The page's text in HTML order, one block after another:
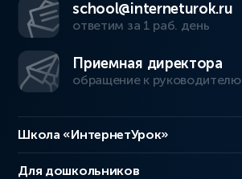
school@interneturok.ru
ответим за 1 раб. день
Приемная директора
обращение к руководителю
Школа «ИнтернетУрок»
Для дошкольников